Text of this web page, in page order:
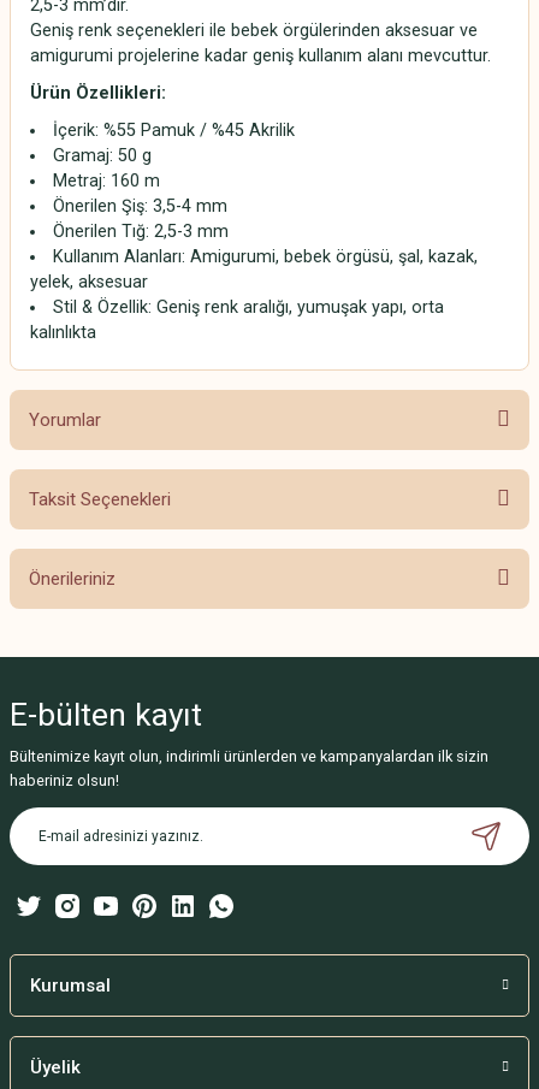
2,5-3 mm’dir.
Geniş renk seçenekleri ile bebek örgülerinden aksesuar ve
amigurumi projelerine kadar geniş kullanım alanı mevcuttur.
Ürün Özellikleri:
İçerik: %55 Pamuk / %45 Akrilik
Gramaj: 50 g
Metraj: 160 m
Önerilen Şiş: 3,5-4 mm
Önerilen Tığ: 2,5-3 mm
Kullanım Alanları: Amigurumi, bebek örgüsü, şal, kazak,
yelek, aksesuar
Stil & Özellik: Geniş renk aralığı, yumuşak yapı, orta
kalınlıkta
Yorumlar
Taksit Seçenekleri
Önerileriniz
Görüş ve önerileriniz için teşekkür ederiz.
Ürün resmi kalitesiz, bozuk veya görüntülenemiyor.
Ürün açıklamasında eksik bilgiler bulunuyor.
Ürün bilgilerinde hatalar bulunuyor.
Bu ürüne benzer farklı alternatifler olmalı.
E-bülten kayıt
Bültenimize kayıt olun, indirimli ürünlerden ve kampanyalardan ilk sizin
haberiniz olsun!
Kurumsal
Üyelik